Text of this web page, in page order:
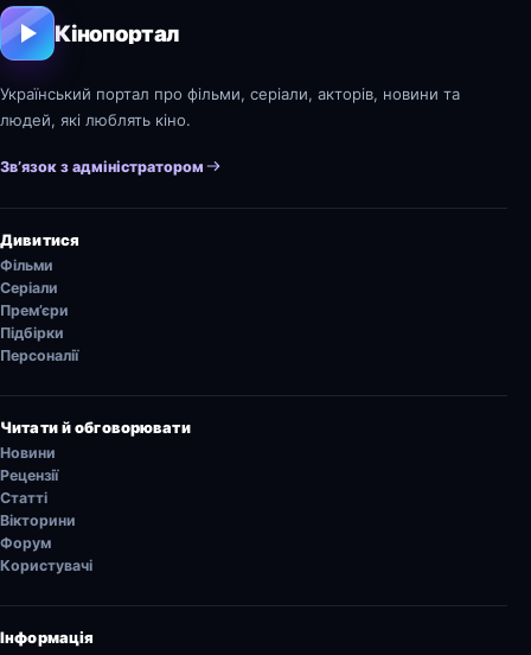
Кінопортал
Український портал про фільми, серіали, акторів, новини та
людей, які люблять кіно.
Зв’язок з адміністратором
Дивитися
Фільми
Серіали
Прем’єри
Підбірки
Персоналії
Читати й обговорювати
Новини
Рецензії
Статті
Вікторини
Форум
Користувачі
Інформація